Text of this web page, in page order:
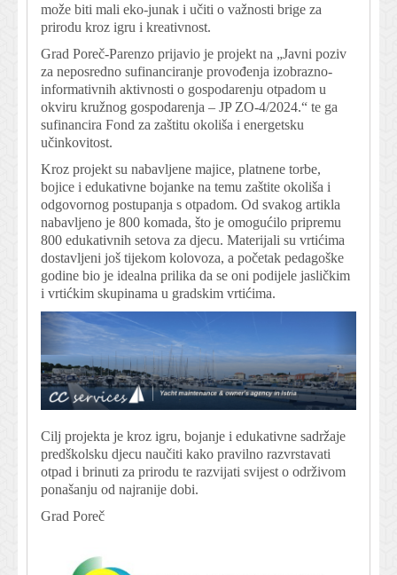
može biti mali eko-junak i učiti o važnosti brige za
prirodu kroz igru i kreativnost.
Grad Poreč-Parenzo prijavio je projekt na „Javni poziv
za neposredno sufinanciranje provođenja izobrazno-
informativnih aktivnosti o gospodarenju otpadom u
okviru kružnog gospodarenja – JP ZO-4/2024.“ te ga
sufinancira Fond za zaštitu okoliša i energetsku
učinkovitost.
Kroz projekt su nabavljene majice, platnene torbe,
bojice i edukativne bojanke na temu zaštite okoliša i
odgovornog postupanja s otpadom. Od svakog artikla
nabavljeno je 800 komada, što je omogućilo pripremu
800 edukativnih setova za djecu. Materijali su vrtićima
dostavljeni još tijekom kolovoza, a početak pedagoške
godine bio je idealna prilika da se oni podijele jasličkim
i vrtićkim skupinama u gradskim vrtićima.
Cilj projekta je kroz igru, bojanje i edukativne sadržaje
predškolsku djecu naučiti kako pravilno razvrstavati
otpad i brinuti za prirodu te razvijati svijest o održivom
ponašanju od najranije dobi.
Grad Poreč